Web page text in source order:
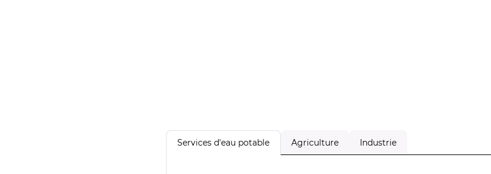
Services d'eau potable Agriculture Industrie